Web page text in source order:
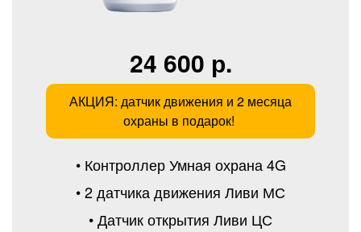
24 600 р.
АКЦИЯ: датчик движения и 2 месяца
охраны в подарок!
• Контроллер Умная охрана 4G
• 2 датчика движения Ливи МС
• Датчик открытия Ливи ЦС